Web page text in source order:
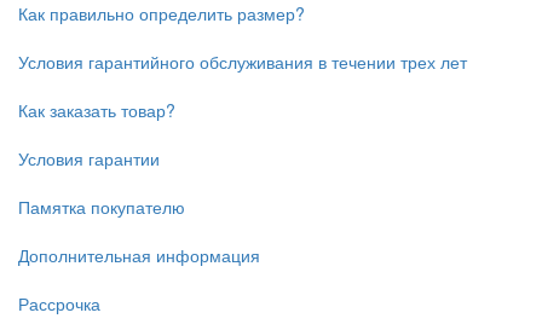
Как правильно определить размер?
Условия гарантийного обслуживания в течении трех лет
Как заказать товар?
Условия гарантии
Памятка покупателю
Дополнительная информация
Рассрочка